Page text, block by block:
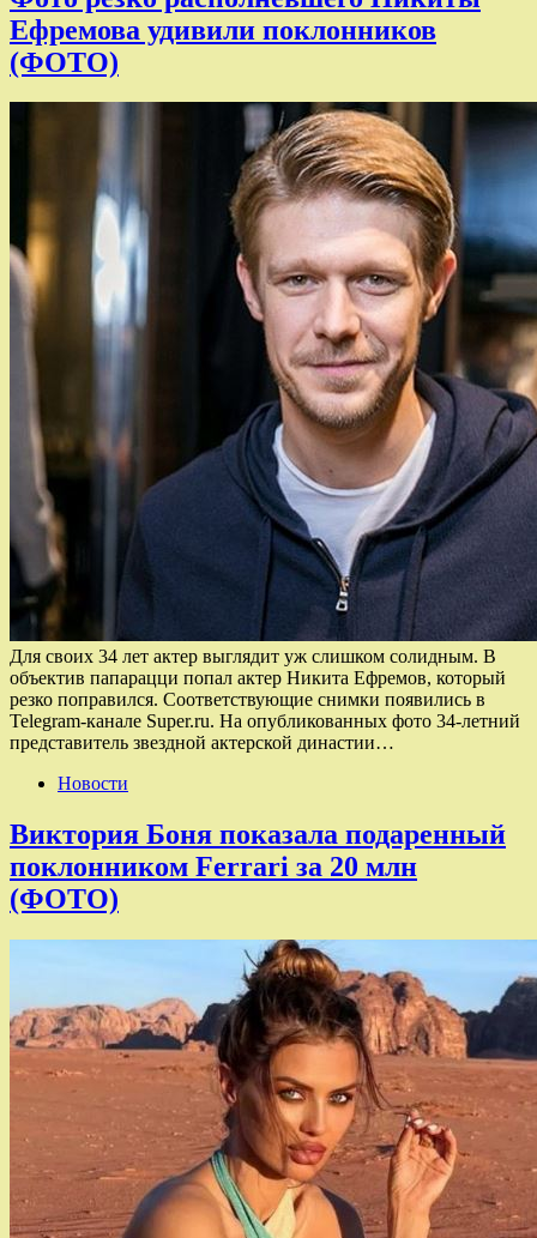
Ефремова удивили поклонников
(ФОТО)
Для своих 34 лет актер выглядит уж слишком солидным. В
объектив папарацци попал актер Никита Ефремов, который
резко поправился. Соответствующие снимки появились в
Telegram-канале Super.ru. На опубликованных фото 34-летний
представитель звездной актерской династии…
Новости
Виктория Боня показала подаренный
поклонником Ferrari за 20 млн
(ФОТО)